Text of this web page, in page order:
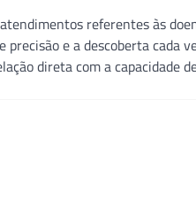
referentes às
precisão e a descoberta cada
direta com a capacidade